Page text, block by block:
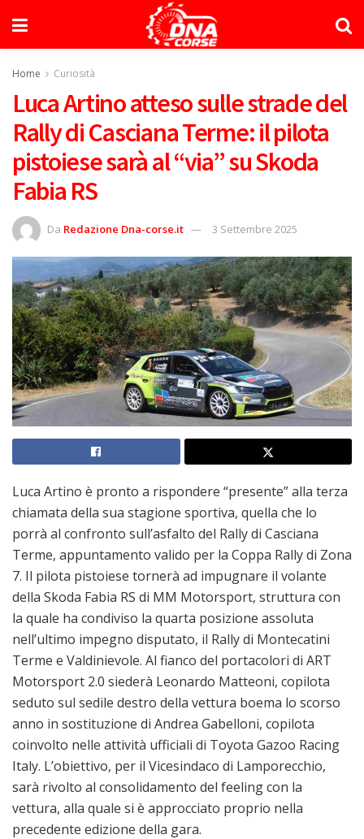
Home Curiosità
Luca Artino atteso sulle strade del
Rally di Casciana Terme: il pilota
pistoiese sarà al “via” su Skoda
Fabia RS
Da Redazione Dna-corse.it 3 Settembre 2025
Luca Artino è pronto a rispondere “presente” alla terza
chiamata della sua stagione sportiva, quella che lo
porrà al confronto sull’asfalto del Rally di Casciana
Terme, appuntamento valido per la Coppa Rally di Zona
7. Il pilota pistoiese tornerà ad impugnare il volante
della Skoda Fabia RS di MM Motorsport, struttura con
la quale ha condiviso la quarta posizione assoluta
nell’ultimo impegno disputato, il Rally di Montecatini
Terme e Valdinievole. Al fianco del portacolori di ART
Motorsport 2.0 siederà Leonardo Matteoni, copilota
seduto sul sedile destro della vettura boema lo scorso
anno in sostituzione di Andrea Gabelloni, copilota
coinvolto nelle attività ufficiali di Toyota Gazoo Racing
Italy. L’obiettivo, per il Vicesindaco di Lamporecchio,
sarà rivolto al consolidamento del feeling con la
vettura, alla quale si è approcciato proprio nella
precedente edizione della gara.